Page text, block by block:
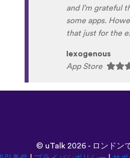
next summer.
Delilah64